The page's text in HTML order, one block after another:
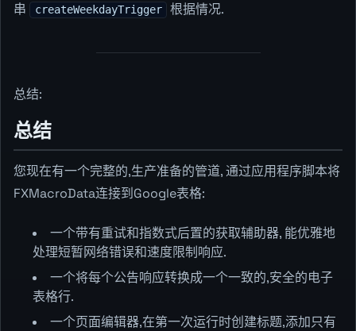
串
createWeekdayTrigger 根据情况.
总结:
总结
您现在有一个完整的,生产准备的管道, 通过应用程序脚本将
FXMacroData连接到Google表格:
一个带有重试和指数式后置的获取辅助器, 能优雅地
处理短暂网络错误和速度限制响应.
一个将每个公告响应转换成一个一致的,安全的电子
表格行.
一个页面编辑器,在第一次运行时创建标题,添加只有